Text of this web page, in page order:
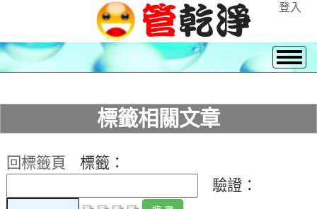
登入
標籤相關文章
回標籤頁
標籤：
驗證：